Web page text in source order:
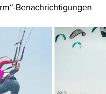
Benachrichtigungen